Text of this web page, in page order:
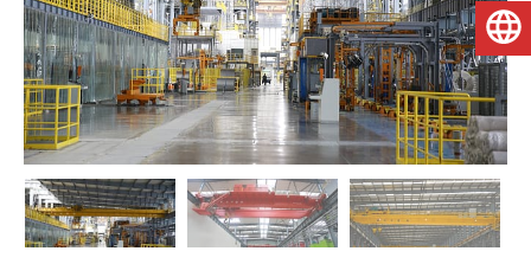
Suku Cadang Derek
Tentang kami
Berita
Kasus
FAQ
Bahasa Indonesia